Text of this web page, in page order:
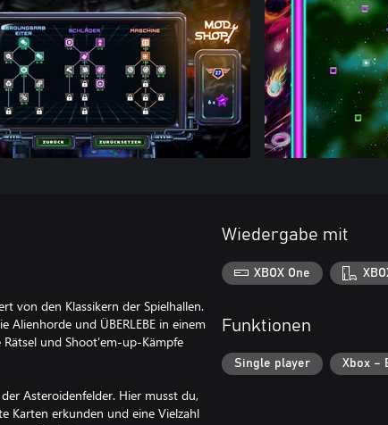
von den Klassikern der Spielhallen.
Alienhorde und ÜBERLEBE in einem
und Shoot'em-up-Kämpfe
Asteroidenfelder. Hier musst du,
Karten erkunden und eine Vielzahl
Wiedergabe mit
XBOX One
Funktionen
Single player Xbox –